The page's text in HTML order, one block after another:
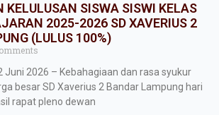
KELULUSAN SISWA SISWI KELAS
2025-2026 SD XAVERIUS 2
(LULUS 100%)
Juni 2026 – Kebahagiaan dan rasa syukur
besar SD Xaverius 2 Bandar Lampung hari
rapat pleno dewan